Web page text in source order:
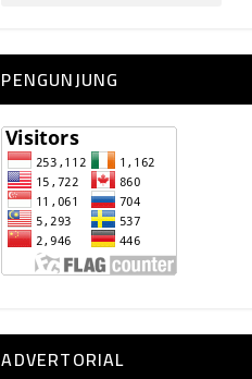
PENGUNJUNG
ADVERTORIAL